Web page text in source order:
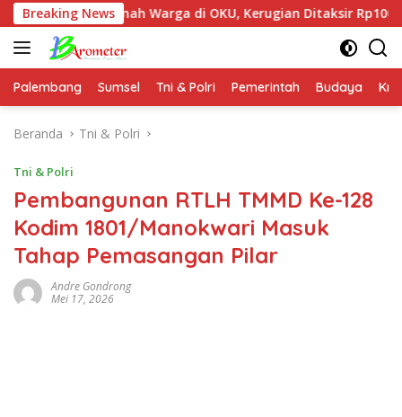
Langsung
ke
konten
Breaking News
Warga di OKU, Kerugian Ditaksir Rp100 Juta
Palembang Sumsel Tni & Polri Pemerintah Budaya
Beranda Tni & Polri
Tni & Polri
Pembangunan RTLH TMMD Ke-128
Kodim 1801/Manokwari Masuk
Tahap Pemasangan Pilar
Andre Gondrong
Mei 17, 2026